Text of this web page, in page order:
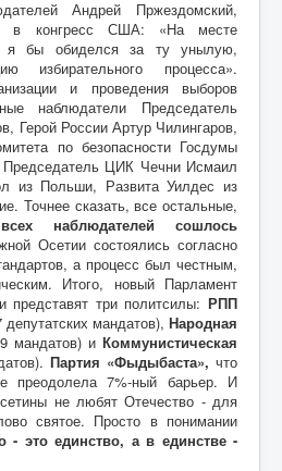
Андрей Пржездомский,
в конгресс США: «На месте
я бы обиделся за ту унылую,
избирательного процесса».
и проведения выборов
наблюдатели Председатель
Герой России Артур Чилингаров,
по безопасности Госдумы
ЦИК Чечни Исмаил
из Польши, Развита Уилдес из
Точнее сказать, все остальные,
наблюдателей сошлось
Осетии состоялись согласно
а процесс был честным,
Итого, новый Парламент
представят три политсилы: РПП
депутатских мандатов), Народная
мандатов) иКоммунистическая
Партия «Фыдыбаста», что
преодолела 7%-ный барьер. И
не любят Отечество - для
святое. Просто в понимании
- это единство, а в единстве -